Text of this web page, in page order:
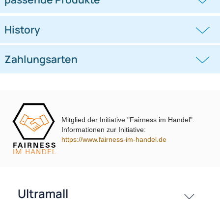
Lautsprecher Adapter Set
kompatibel mit Mercedes C-
Klasse W202 Türe
Front Ringe + Adapterkabel adaptiert
auf 165er Lautsprecher
UVP 20,49 € *17,45 €
kompatibel mit Opel Renault
Combo Tigra Meriva Vivaro Trafic
Primastar Ringe + Adapterkabel
adaptiert auf 165er Lautsprecher
passende Produkte
Mitglied der Initiative "Fairness im Handel".
Informationen zur Initiative:
https://www.fairness-im-handel.de